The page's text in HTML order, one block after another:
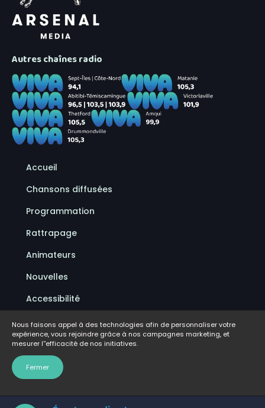
Autres chaînes radio
Accueil
Chansons diffusées
Programmation
Rattrapage
Animateurs
Nouvelles
Accessibilité
Politique de confidentialité
Conditions d'utilisation
FAQ
Nous faisons appel à des technologies afin de personnaliser votre
expérience, vous rejoindre grâce à nos campagnes marketing, et
mesurer l''efficacité de nos initiatives.
Fermer